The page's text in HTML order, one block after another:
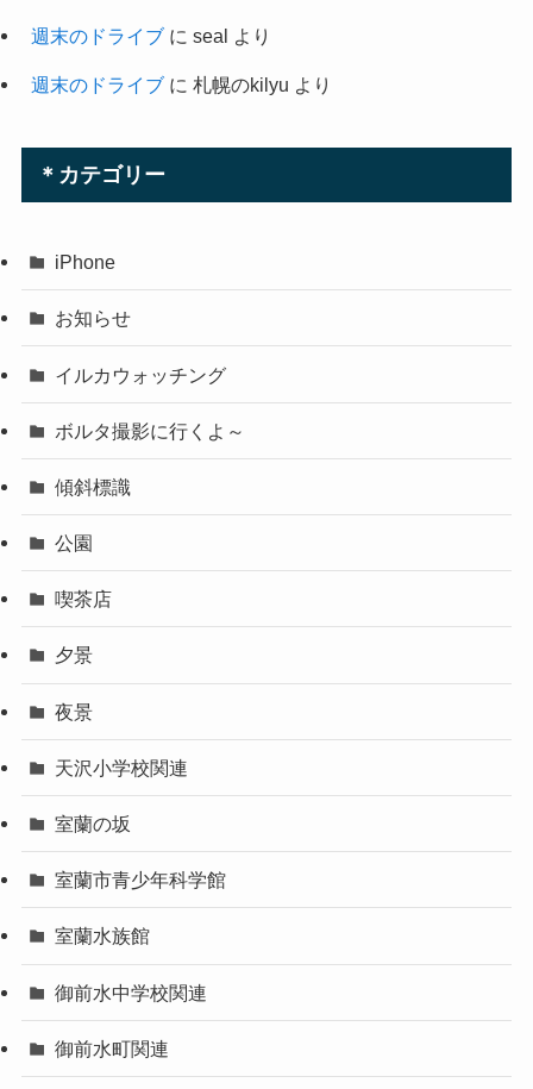
週末のドライブに seal より
週末のドライブに 札幌のkilyu より
＊カテゴリー
iPhone
お知らせ
イルカウォッチング
ボルタ撮影に行くよ～
傾斜標識
公園
喫茶店
夕景
夜景
天沢小学校関連
室蘭の坂
室蘭市青少年科学館
室蘭水族館
御前水中学校関連
御前水町関連